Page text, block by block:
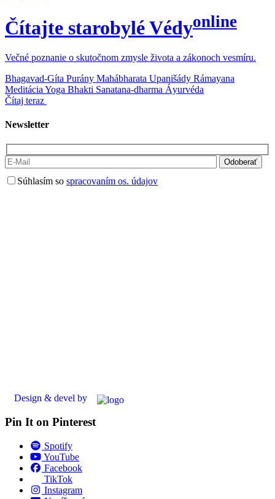
Čítajte starobylé Védyonline
Večné poznanie o skutočnom zmysle života a zákonoch vesmíru.
Bhagavad-Gíta Purány Mahábharata Upanišády Rámayana
Meditácia Yoga Bhakti Sanatana-dharma Áyurvéda
Čítaj teraz
Newsletter
Súhlasím so spracovaním os. údajov
Design & devel by
Pin It on Pinterest
Spotify
YouTube
Facebook
TikTok
Instagram